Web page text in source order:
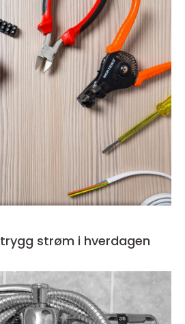
Elektriker i molde trygg strøm i hverdagen